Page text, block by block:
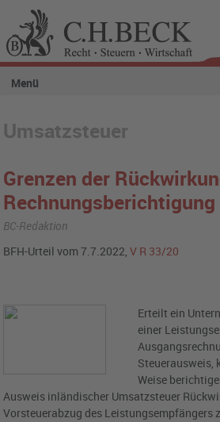
Menü
Umsatzsteuer
Grenzen der
Rechnungsberichtigung
BC-Redaktion
BFH-Urteil vom 7.7.2022,V R 33/20
Erteilt ein
einer
Steuerausweis,
Weise
Ausweis inländischer Umsatzsteuer
Vorsteuerabzug des Leistungsempfängers